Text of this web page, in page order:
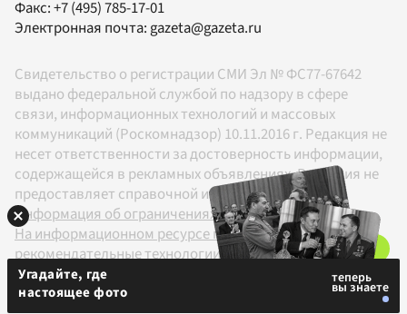
Факс:+7 (495) 785-17-01
Электронная почта:gazeta@gazeta.ru
Свидетельство о регистрации СМИ Эл № ФС77-67642
выдано федеральной службой по надзору в сфере
связи, информационных технологий и массовых
коммуникаций (Роскомнадзор) 10.11.2016 г. Редакция не
несет ответственности за достоверность информации,
содержащейся в рекламных объявлениях. Редакция не
предоставляет справочной информации.
Информация об ограничениях
На информационном ресурсе применяются
рекомендательные технологии в соответствии с
Правилами
Угадайте, где
настоящее фото